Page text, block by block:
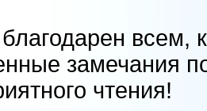
всем,
замечания
чтения!